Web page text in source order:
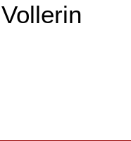
Vollerin